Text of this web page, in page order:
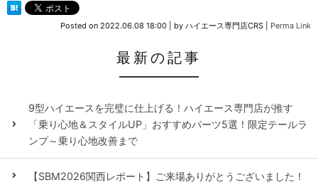
Posted on 2022.06.08 18:00 by ハイエース専門店CRS Perma Link
最新の記事
9型ハイエースを完璧に仕上げる！ハイエース専門店が推す
「乗り心地＆スタイルUP」おすすめパーツ5選！限定テールラ
ンプ～乗り心地改善まで
【SBM2026関西レポート】ご来場ありがとうございました！